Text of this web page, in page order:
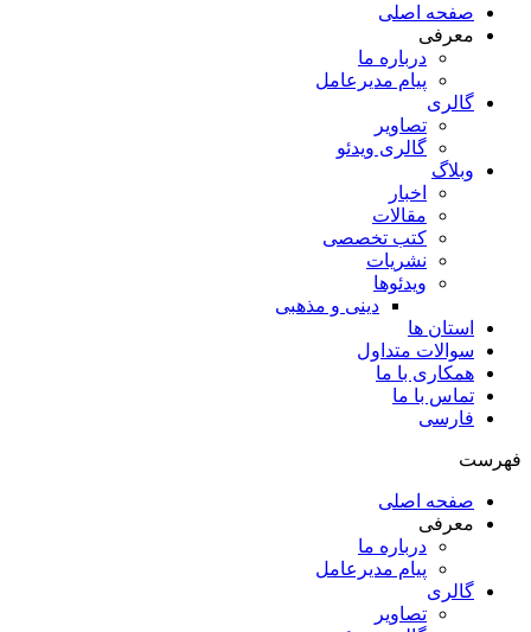
صفحه اصلی
معرفی
درباره ما
پیام مدیرعامل
گالری
تصاویر
گالری ویدئو
وبلاگ
اخبار
مقالات
کتب تخصصی
نشریات
ویدئوها
دینی و مذهبی
استان ها
سوالات متداول
همکاری با ما
تماس با ما
فارسی
فهرست
صفحه اصلی
معرفی
درباره ما
پیام مدیرعامل
گالری
تصاویر